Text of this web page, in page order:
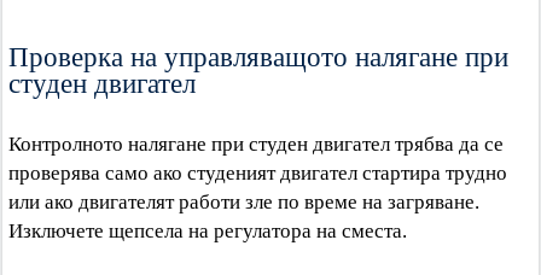
Проверка на управляващото налягане при
студен двигател
Контролното налягане при студен двигател трябва да се
проверява само ако студеният двигател стартира трудно
или ако двигателят работи зле по време на загряване.
Изключете щепсела на регулатора на сместа.